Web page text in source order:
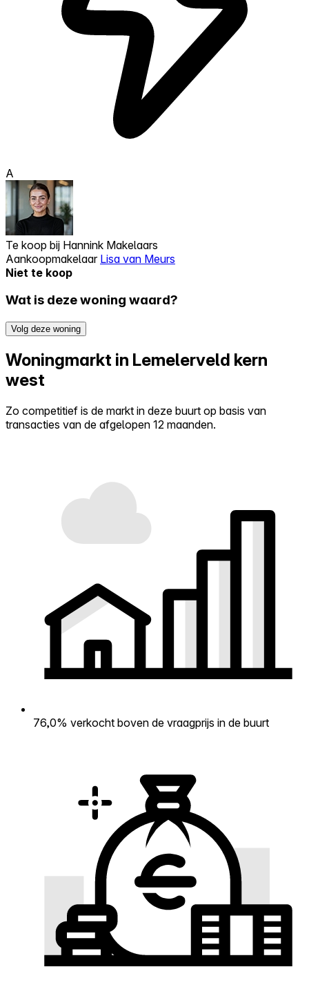
A
Te koop bij Hannink Makelaars
Aankoopmakelaar Lisa van Meurs
Niet te koop
Wat is deze woning waard?
Volg deze woning
Woningmarkt in Lemelerveld kern
west
Zo competitief is de markt in deze buurt op basis van
transacties van de afgelopen 12 maanden.
76,0% verkocht boven de vraagprijs in de buurt